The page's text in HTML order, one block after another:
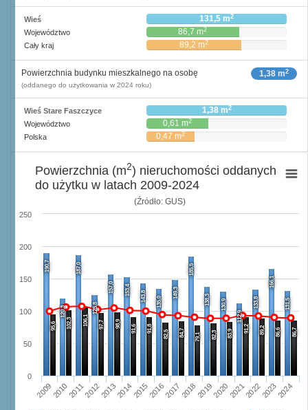
Wieś 131,5 m2
Województwo 86,7 m2
Cały kraj 89,2 m2
1,38 m2
Powierzchnia budynku mieszkalnego na osobę
(oddanego do użytkowania w 2024 roku)
Wieś Stare Faszczyce 1,38 m2
Województwo 0,61 m2
Polska 0,47 m2
(Źródło: GUS)
190,7
120,3
187,0
125,8
157,0 153,4 143,8 135,0
149,3
185,5
138,3
130,9
112,9
133,8
166,1
131,5
95,6 102,3 106,1 97,7 98,9 91,6 91,8
82,5 84,7 79,1 82,3 83,9 91,2 89,2 86,6 86,7
2009201020112012201320142015201620172018201920202021202220232024
0
50
100
150
200
250
Powierzchnia (m2) nieruchomości oddanych
do użytku w latach 2009-2024